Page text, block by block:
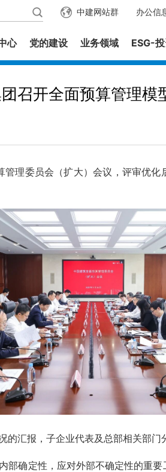
办公信
中建网站群
心 党的建设 业务领域 ESG-
召开全面预算管理模
理委员会（扩大）会议，评审优化
汇报，子企业代表及总部相关部门
确定性，应对外部不确定性的重要